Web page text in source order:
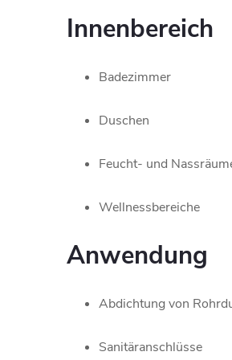
Innenbereich
Badezimmer
Duschen
Feucht- und
Wellnessbereiche
Anwendung
Abdichtung von
Sanitäranschlüsse